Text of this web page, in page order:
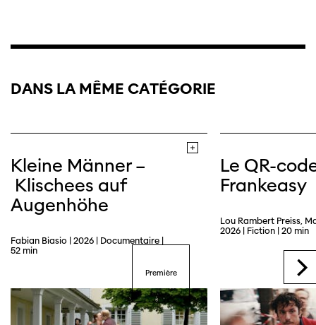
DANS LA MÊME CATÉGORIE
Kleine Männer –
Klischees auf
Augenhöhe
Fabian Biasio | 2026 | Documentaire |
52 min
Première
Le QR-
Frankeasy
Lou Rambert Preiss,
2026 | Fiction | 20 min